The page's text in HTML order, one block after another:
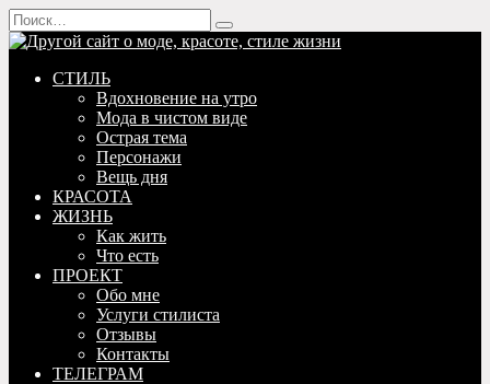
Перейти
к
содержанию
Search
for:
СТИЛЬ
Вдохновение на утро
Мода в чистом виде
Острая тема
Персонажи
Вещь дня
КРАСОТА
ЖИЗНЬ
Как жить
Что есть
ПРОЕКТ
Обо мне
Услуги стилиста
Отзывы
Контакты
ТЕЛЕГРАМ